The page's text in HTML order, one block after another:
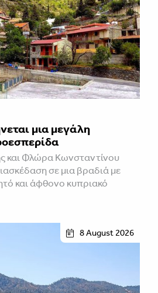
μια μεγάλη
και Φλώρα Κωνσταντίνου
σε μια βραδιά με
και άφθονο κυπριακό
8 August 2026